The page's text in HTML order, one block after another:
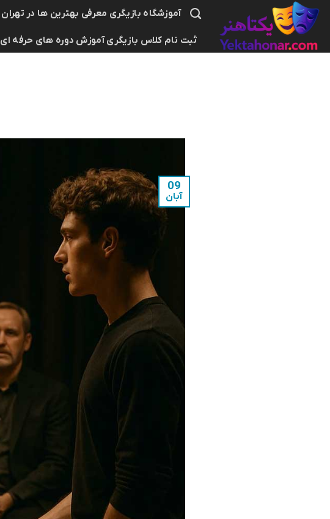
Skip
content
آموزشگاه بازیگری معرفی بهترین ها در تهران
ثبت نام کلاس بازیگری آموزش دوره های حرفه ای
09
آبان